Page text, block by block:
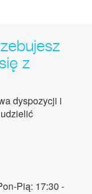
z
dyspozycji i
Pią: 17:30 -